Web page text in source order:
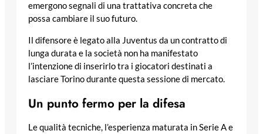
emergono segnali di una trattativa concreta che
possa cambiare il suo futuro.
Il difensore è legato alla Juventus da un contratto di
lunga durata e la società non ha manifestato
l’intenzione di inserirlo tra i giocatori destinati a
lasciare Torino durante questa sessione di mercato.
Un punto fermo per la difesa
Le qualità tecniche, l’esperienza maturata in Serie A e